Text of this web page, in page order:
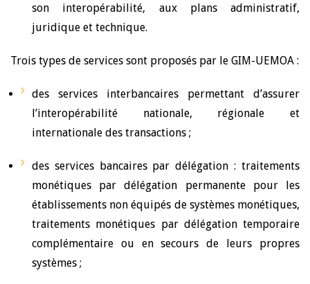
son interopérabilité, aux plans administratif,
juridique et technique.
Trois types de services sont proposés par le GIM-UEMOA :
des services interbancaires permettant d’assurer
l’interopérabilité nationale, régionale et
internationale des transactions ;
des services bancaires par délégation : traitements
monétiques par délégation permanente pour les
établissements non équipés de systèmes monétiques,
traitements monétiques par délégation temporaire
complémentaire ou en secours de leurs propres
systèmes ;